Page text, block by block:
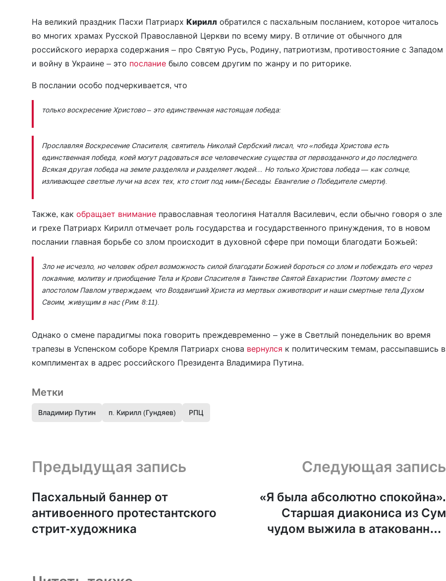
На великий праздник Пасхи Патриарх Кирилл обратился с пасхальным посланием, которое читалось
во многих храмах Русской Православной Церкви по всему миру. В отличие от обычного для
российского иерарха содержания – про Святую Русь, Родину, патриотизм, противостояние с Западом
и войну в Украине – это послание было совсем другим по жанру и по риторике.
В послании особо подчеркивается, что
только воскресение Христово – это единственная настоящая победа:
Прославляя Воскресение Спасителя, святитель Николай Сербский писал, что «победа Христова есть
единственная победа, коей могут радоваться все человеческие существа от первозданного и до последнего.
Всякая другая победа на земле разделяла и разделяет людей… Но только Христова победа — как солнце,
изливающее светлые лучи на всех тех, кто стоит под ним»(Беседы. Евангелие о Победителе смерти).
Также, как обращает внимание православная теологиня Наталля Василевич, если обычно говоря о зле
и грехе Патриарх Кирилл отмечает роль государства и государственного принуждения, то в новом
послании главная борьбе со злом происходит в духовной сфере при помощи благодати Божьей:
Зло не исчезло, но человек обрел возможность силой благодати Божией бороться со злом и побеждать его через
покаяние, молитву и приобщение Тела и Крови Спасителя в Таинстве Святой Евхаристии. Поэтому вместе с
апостолом Павлом утверждаем, что Воздвигший Христа из мертвых оживотворит и наши смертные тела Духом
Своим, живущим в нас (Рим. 8:11).
Однако о смене парадигмы пока говорить преждевременно – уже в Светлый понедельник во время
трапезы в Успенском соборе Кремля Патриарх снова вернулся к политическим темам, рассыпавшись в
комплиментах в адрес российского Президента Владимира Путина.
Метки
Владимир Путин п. Кирилл (Гундяев) РПЦ
Предыдущая запись и следующая запись
Предыдущая запись
Пасхальный баннер от
антивоенного протестантского
стрит-художника
Следующая запись
«Я была абсолютно спокойна».
Старшая диакониса из Сум
чудом выжила в атакованном